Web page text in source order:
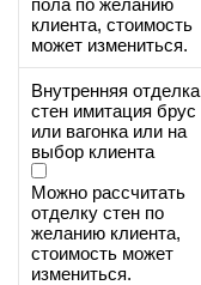
пола по желанию
клиента, стоимость
может измениться.
Внутренняя отделка
стен имитация брус
или вагонка или на
выбор клиента
Можно рассчитать
отделку стен по
желанию клиента,
стоимость может
измениться.